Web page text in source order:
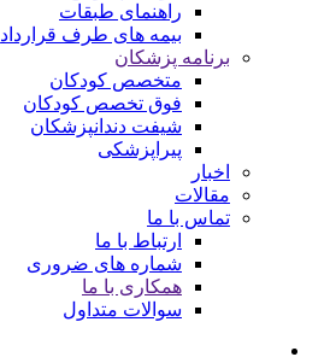
راهنمای طبقات
بیمه های طرف قرارداد
برنامه پزشکان
متخصص کودکان
فوق تخصص کودکان
شیفت دندانپزشکان
پیراپزشکی
اخبار
مقالات
تماس با ما
ارتباط با ما
شماره های ضروری
همکاری با ما
سوالات متداول